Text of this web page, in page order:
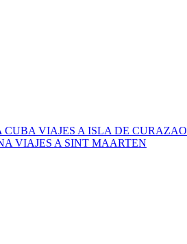
CUBA VIAJES A ISLA DE CURAZAO
VIAJES A SINT MAARTEN